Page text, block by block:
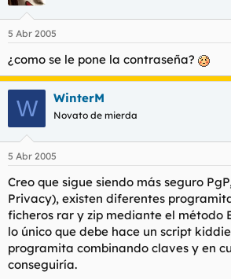
5 Abr 2005
¿como se le pone la contraseña?
W WinterM
Novato de mierda
5 Abr 2005
Creo que sigue siendo más seguro
Privacy), existen diferentes
ficheros rar y zip mediante el método
lo único que debe hace un script
programita combinando claves y en
conseguiría.